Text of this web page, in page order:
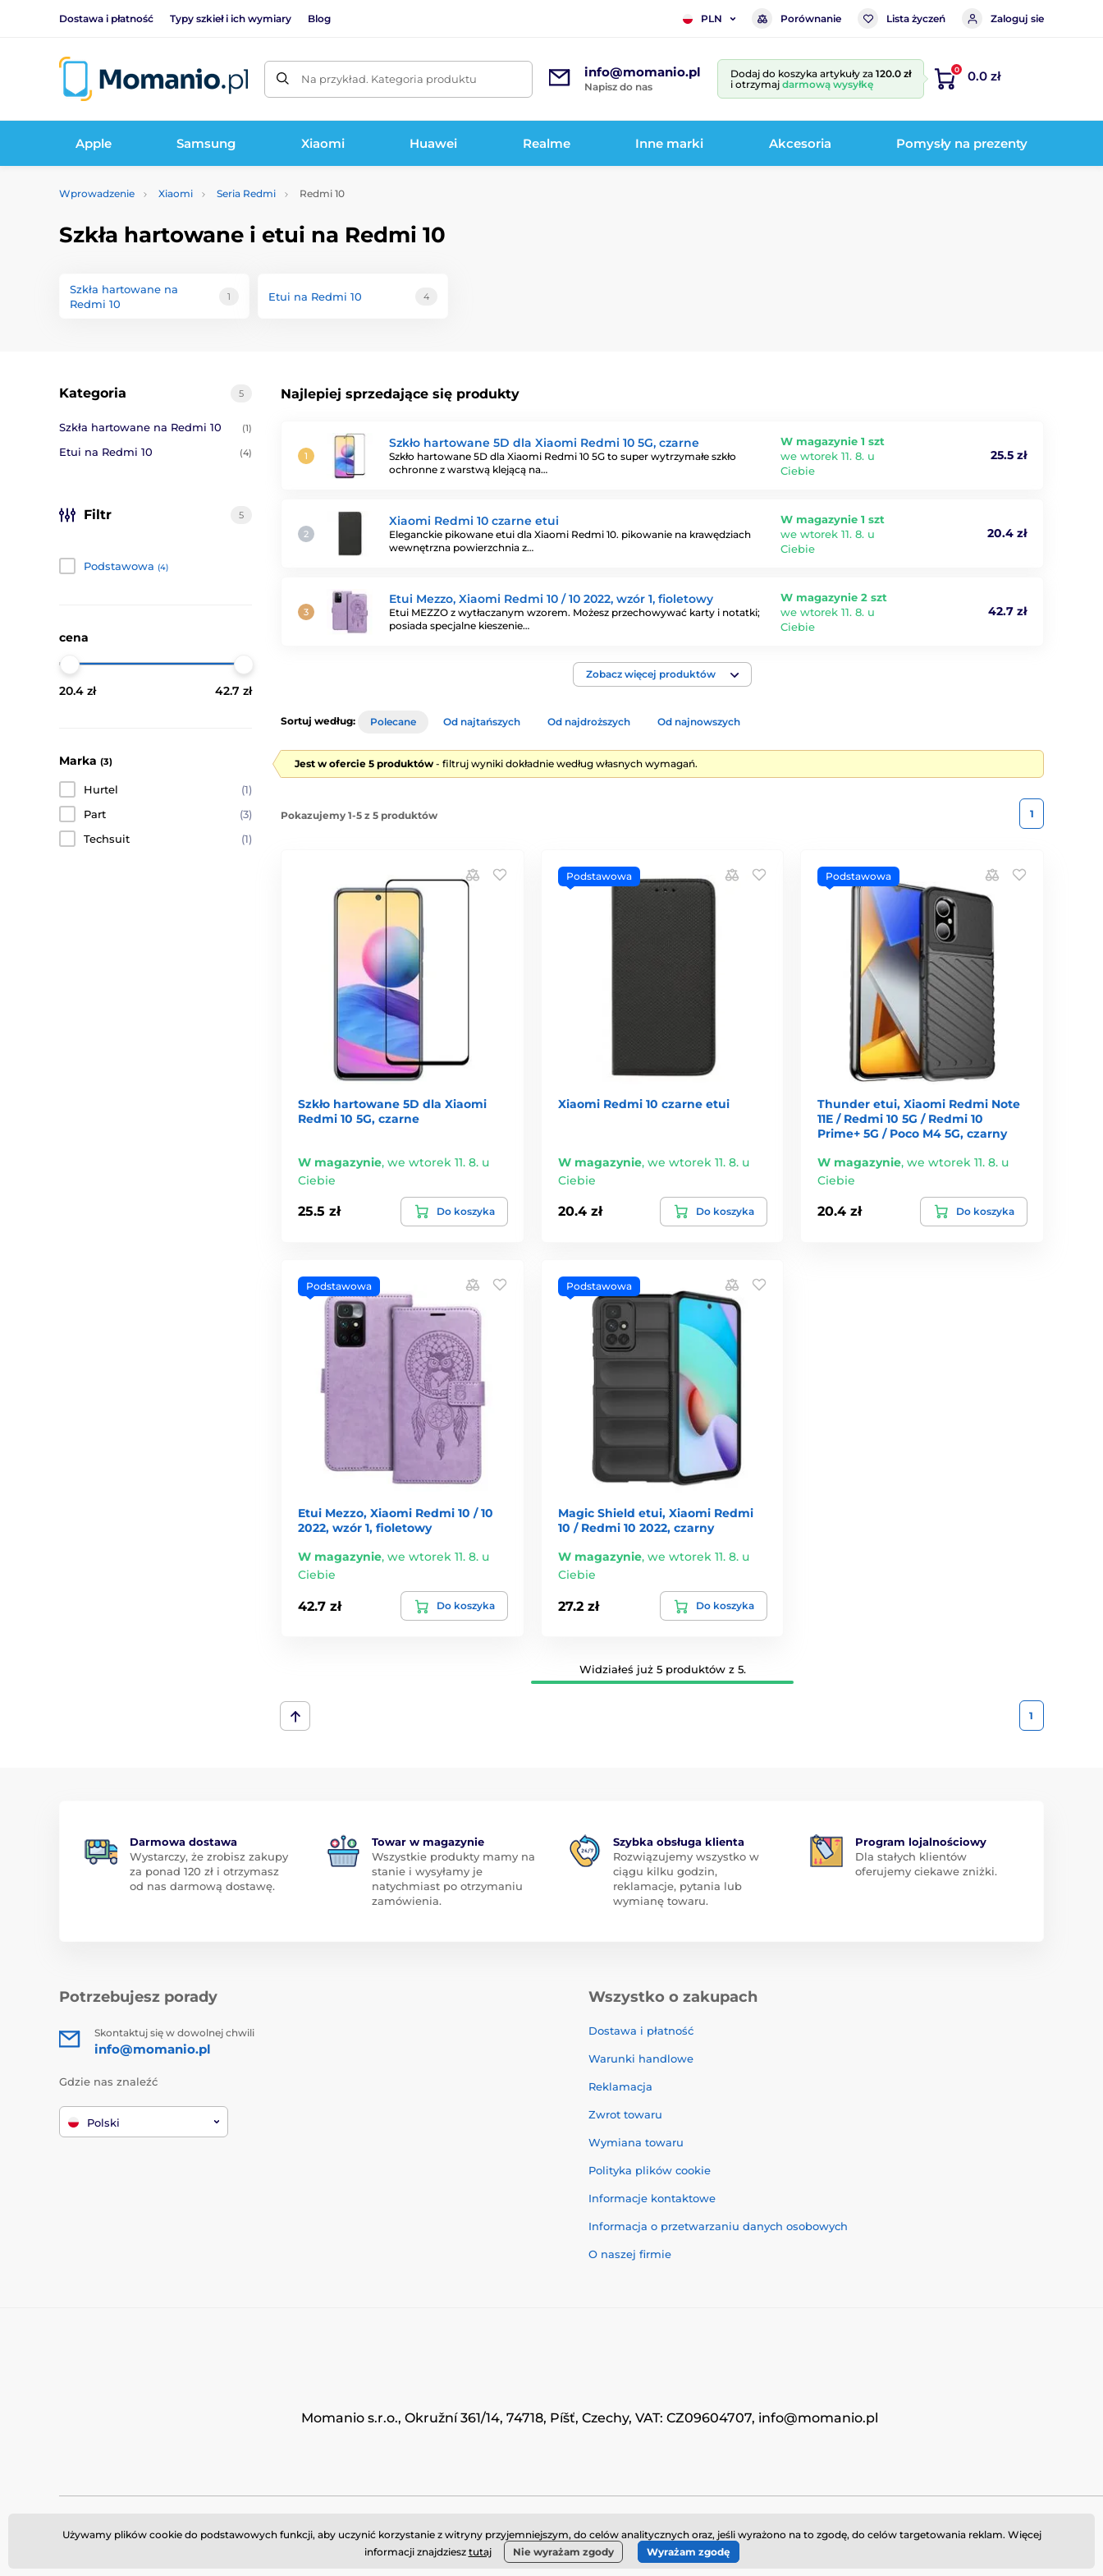
Dostawa i płatność Typy szkieł i ich wymiary Blog PLN Porównanie Lista życzeń Zaloguj sie
Na przykład. Kategoria produktu info@momanio.pl
Napisz do nas
Dodaj do koszyka artykuły za 120.0 zł
i otrzymaj darmową wysyłkę
0 0.0 zł
Apple Samsung Xiaomi Huawei Realme Inne marki Akcesoria Pomysły na prezenty
Wprowadzenie Xiaomi Seria Redmi Redmi 10
Szkła hartowane i etui na Redmi 10
Szkła hartowane na
Redmi 10
1 Etui na Redmi 10 4
Najlepiej sprzedające się produkty
Szkło hartowane 5D dla Xiaomi Redmi 10 5G, czarne
Szkło hartowane 5D dla Xiaomi Redmi 10 5G to super wytrzymałe szkło
ochronne z warstwą klejącą na…
W magazynie 1 szt
we wtorek 11. 8. u
Ciebie
25.5 zł
Xiaomi Redmi 10 czarne etui
Eleganckie pikowane etui dla Xiaomi Redmi 10. pikowanie na krawędziach
wewnętrzna powierzchnia z…
W magazynie 1 szt
we wtorek 11. 8. u
Ciebie
20.4 zł
Etui Mezzo, Xiaomi Redmi 10 / 10 2022, wzór 1, fioletowy
Etui MEZZO z wytłaczanym wzorem. Możesz przechowywać karty i notatki;
posiada specjalne kieszenie…
W magazynie 2 szt
we wtorek 11. 8. u
Ciebie
42.7 zł
Zobacz więcej produktów
5
Kategoria
Szkła hartowane na Redmi 10 (1)
Etui na Redmi 10 (4)
Filtr 5
Podstawowa (4)
cena
20.4 zł 42.7 zł
Marka (3)
Hurtel
(1)
Part
(3)
Techsuit
(1)
Sortuj według: Polecane Od najtańszych Od najdroższych Od najnowszych
Jest w ofercie 5 produktów - filtruj wyniki dokładnie według własnych wymagań.
Pokazujemy 1-5 z 5 produktów 1
Szkło hartowane 5D dla Xiaomi
Redmi 10 5G, czarne
W magazynie, we wtorek 11. 8. u
Ciebie
25.5 zł Do koszyka
Podstawowa
Xiaomi Redmi 10 czarne etui
W magazynie, we wtorek 11. 8. u
Ciebie
20.4 zł Do koszyka
Podstawowa
Thunder etui, Xiaomi Redmi Note
11E / Redmi 10 5G / Redmi 10
Prime+ 5G / Poco M4 5G, czarny
W magazynie,we wtorek 11. 8. u
Ciebie
20.4 zł Do koszyka
Podstawowa
Etui Mezzo, Xiaomi Redmi 10 / 10
2022, wzór 1, fioletowy
W magazynie, we wtorek 11. 8. u
Ciebie
42.7 zł Do koszyka
Podstawowa
Magic Shield etui, Xiaomi Redmi
10 / Redmi 10 2022, czarny
W magazynie, we wtorek 11. 8. u
Ciebie
27.2 zł Do koszyka
Widziałeś już 5 produktów z 5.
1
Darmowa dostawa
Wystarczy, że zrobisz zakupy
za ponad 120 zł i otrzymasz
od nas darmową dostawę.
Towar w magazynie
Wszystkie produkty mamy na
stanie i wysyłamy je
natychmiast po otrzymaniu
zamówienia.
Szybka obsługa klienta
Rozwiązujemy wszystko w
ciągu kilku godzin,
reklamacje, pytania lub
wymianę towaru.
Program lojalnościowy
Dla stałych klientów
oferujemy ciekawe zniżki.
Potrzebujesz porady
Skontaktuj się w dowolnej chwili
info@momanio.pl
Gdzie nas znaleźć
Polski
Wszystko o zakupach
Dostawa i płatność
Warunki handlowe
Reklamacja
Zwrot towaru
Wymiana towaru
Polityka plików cookie
Informacje kontaktowe
Informacja o przetwarzaniu danych osobowych
O naszej firmie
Momanio s.r.o., Okružní 361/14, 74718, Píšť, Czechy, VAT: CZ09604707, info@momanio.pl
Używamy plików cookie do podstawowych funkcji, aby uczynić korzystanie z witryny przyjemniejszym, do celów analitycznych oraz, jeśli wyrażono na to zgodę, do celów targetowania reklam. Więcej
informacji znajdziesz tutaj Nie wyrażam zgody Wyrażam zgodę